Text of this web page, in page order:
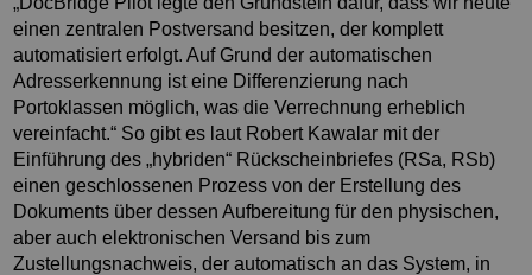
einen zentralen Postversand besitzen, der komplett
automatisiert erfolgt. Auf Grund der automatischen
Adresserkennung ist eine Differenzierung nach
Portoklassen möglich, was die Verrechnung erheblich
vereinfacht.“ So gibt es laut Robert Kawalar mit der
Einführung des „hybriden“ Rückscheinbriefes (RSa, RSb)
einen geschlossenen Prozess von der Erstellung des
Dokuments über dessen Aufbereitung für den physischen,
aber auch elektronischen Versand bis zum
Zustellungsnachweis, der automatisch an das System, in